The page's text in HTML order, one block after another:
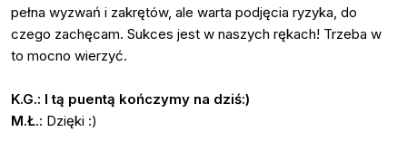
pełna wyzwań i zakrętów, ale warta podjęcia ryzyka, do
czego zachęcam. Sukces jest w naszych rękach! Trzeba w
to mocno wierzyć.
K.G.: I tą puentą kończymy na dziś:)
M.Ł.: Dzięki :)